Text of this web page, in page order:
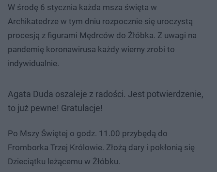
W środę 6 stycznia każda msza święta w
Archikatedrze w tym dniu rozpocznie się uroczystą
procesją z figurami Mędrców do Żłóbka. Z uwagi na
pandemię koronawirusa każdy wierny zrobi to
indywidualnie.
Agata Duda oszaleje z radości. Jest potwierdzenie,
to już pewne! Gratulacje!
Po Mszy Świętej o godz. 11.00 przybędą do
Fromborka Trzej Królowie. Złożą dary i pokłonią się
Dzieciątku leżącemu w Żłóbku.